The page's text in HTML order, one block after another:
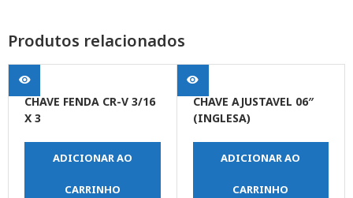
Produtos relacionados
CHAVE FENDA CR-V 3/16
X 3
ADICIONAR AO
CARRINHO
CHAVE AJUSTAVEL 06″
(INGLESA)
ADICIONAR AO
CARRINHO